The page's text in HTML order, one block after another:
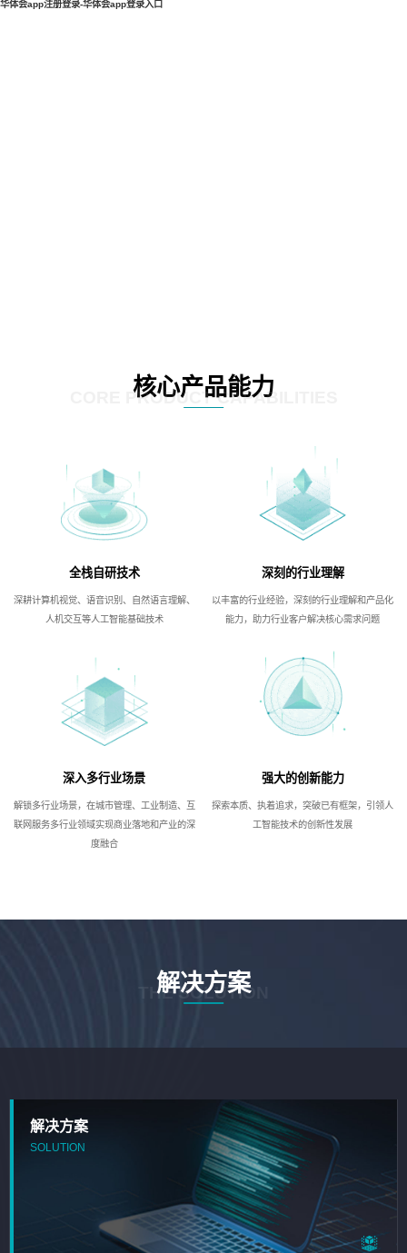
华体会app注册登录-华体会app登录入口
核心产品能力
CORE PRODUCT CAPABILITIES
全栈自研技术
深耕计算机视觉、语音识别、自然语言理解、
人机交互等人工智能基础技术
深刻的行业理解
以丰富的行业经验，深刻的行业理解和产品化
能力，助力行业客户解决核心需求问题
深入多行业场景
解锁多行业场景，在城市管理、工业制造、互
联网服务多行业领域实现商业落地和产业的深
度融合
强大的创新能力
探索本质、执着追求，突破已有框架，引领人
工智能技术的创新性发展
解决方案
THE SOLUTION
解决方案
SOLUTION